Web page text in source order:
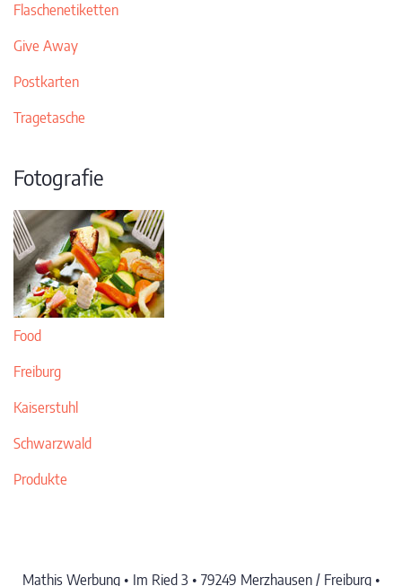
Flaschenetiketten
Give Away
Postkarten
Tragetasche
Fotografie
Food
Freiburg
Kaiserstuhl
Schwarzwald
Produkte
Mathis Werbung • Im Ried 3 • 79249 Merzhausen / Freiburg •